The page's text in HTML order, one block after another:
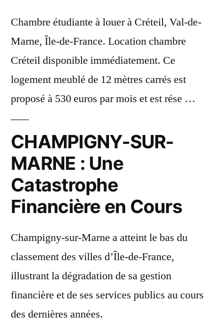
Chambre étudiante à louer à Créteil, Val-de-
Marne, Île-de-France. Location chambre
Créteil disponible immédiatement. Ce
logement meublé de 12 mètres carrés est
proposé à 530 euros par mois et est rése …
CHAMPIGNY-SUR-
MARNE : Une
Catastrophe
Financière en Cours
Champigny-sur-Marne a atteint le bas du
classement des villes d’Île-de-France,
illustrant la dégradation de sa gestion
financière et de ses services publics au cours
des dernières années.